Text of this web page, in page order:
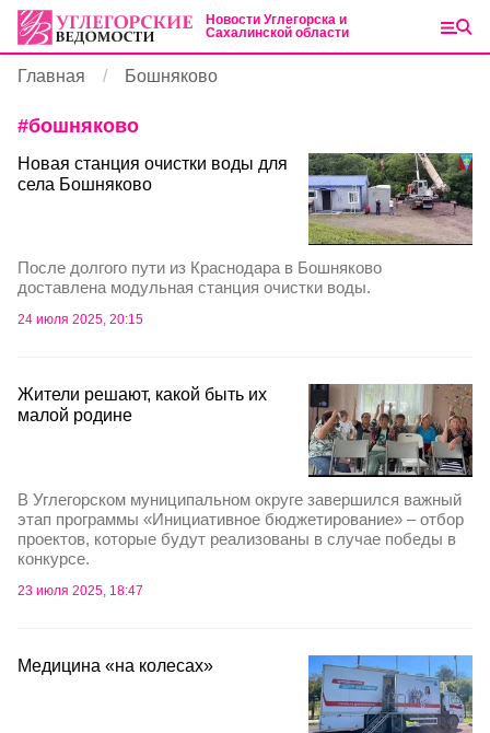
Новости Углегорска и
Сахалинской области
Главная Бошняково
#бошняково
Новая станция очистки воды для
села Бошняково
После долгого пути из Краснодара в Бошняково
доставлена модульная станция очистки воды.
24 июля 2025, 20:15
Жители решают, какой быть их
малой родине
В Углегорском муниципальном округе завершился важный
этап программы «Инициативное бюджетирование» – отбор
проектов, которые будут реализованы в случае победы в
конкурсе.
23 июля 2025, 18:47
Медицина «на колесах»